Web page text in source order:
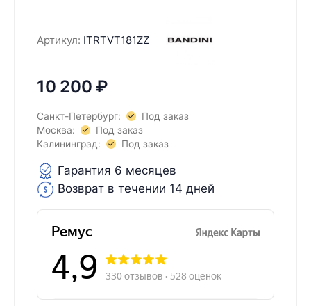
Артикул: ITRTVT181ZZ
10 200 ₽
Санкт-Петербург:
Под заказ
Москва:
Под заказ
Калининград:
Под заказ
Гарантия 6 месяцев
Возврат в течении 14 дней